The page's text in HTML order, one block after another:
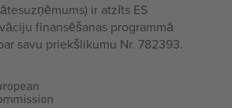
ir atzīts ES
finansēšanas programmā
savu priekšlikumu Nr. 782393.